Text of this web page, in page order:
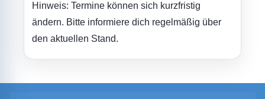
Hinweis: Termine können sich kurzfristig
ändern. Bitte informiere dich regelmäßig über
den aktuellen Stand.